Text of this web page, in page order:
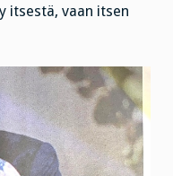
itsestä, vaan itsen